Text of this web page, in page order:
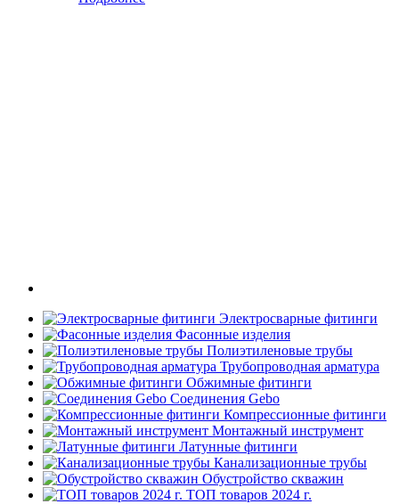
Электросварные фитинги
Фасонные изделия
Полиэтиленовые трубы
Трубопроводная арматура
Обжимные фитинги
Соединения Gebo
Компрессионные фитинги
Монтажный инструмент
Латунные фитинги
Канализационные трубы
Обустройство скважин
ТОП товаров 2024 г.